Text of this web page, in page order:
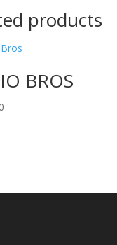
products
BROS